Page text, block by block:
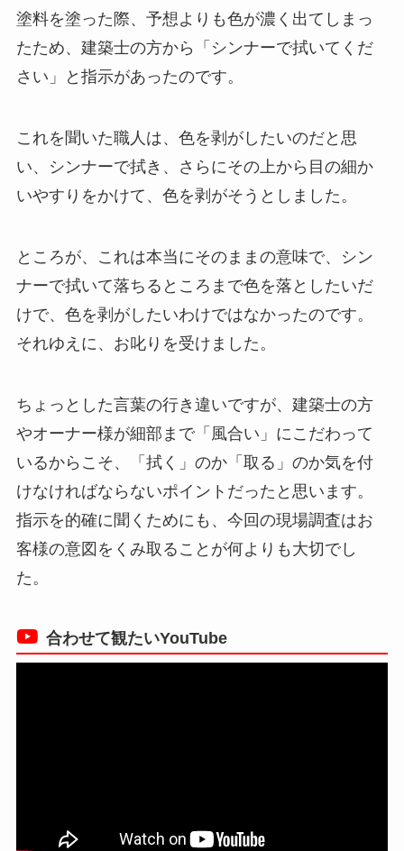
塗料を塗った際、予想よりも色が濃く出てしまっ
たため、建築士の方から「シンナーで拭いてくだ
さい」と指示があったのです。
これを聞いた職人は、色を剥がしたいのだと思
い、シンナーで拭き、さらにその上から目の細か
いやすりをかけて、色を剥がそうとしました。
ところが、これは本当にそのままの意味で、シン
ナーで拭いて落ちるところまで色を落としたいだ
けで、色を剥がしたいわけではなかったのです。
それゆえに、お叱りを受けました。
ちょっとした言葉の行き違いですが、建築士の方
やオーナー様が細部まで「風合い」にこだわって
いるからこそ、「拭く」のか「取る」のか気を付
けなければならないポイントだったと思います。
指示を的確に聞くためにも、今回の現場調査はお
客様の意図をくみ取ることが何よりも大切でし
た。
合わせて観たいYouTube